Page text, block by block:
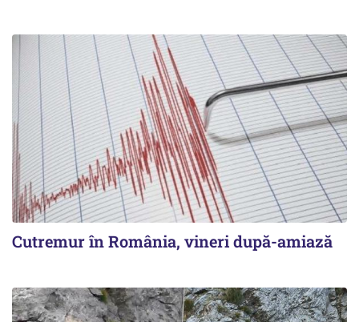
Cutremur în România, vineri după-amiază